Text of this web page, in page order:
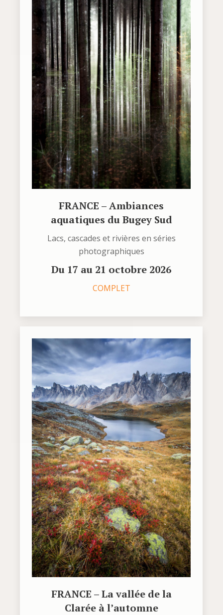
FRANCE – Ambiances
aquatiques du Bugey Sud
Lacs, cascades et rivières en séries
photographiques
Du 17 au 21 octobre 2026
COMPLET
FRANCE – La vallée de la
Clarée à l’automne